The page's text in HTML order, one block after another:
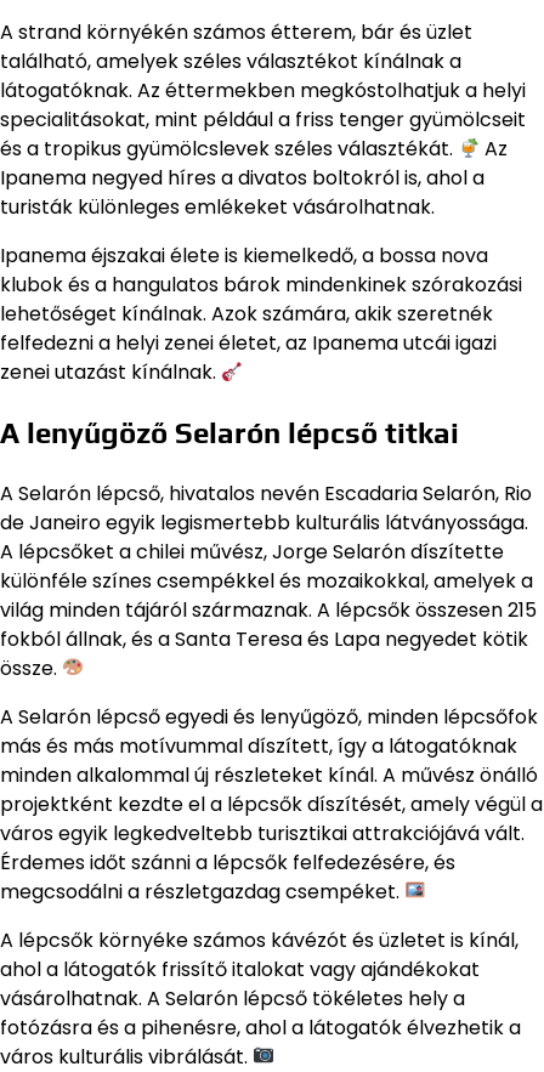
A strand környékén számos étterem, bár és üzlet
található, amelyek széles választékot kínálnak a
látogatóknak. Az éttermekben megkóstolhatjuk a helyi
specialitásokat, mint például a friss tenger gyümölcseit
és a tropikus gyümölcslevek széles választékát.
Az
Ipanema negyed híres a divatos boltokról is, ahol a
turisták különleges emlékeket vásárolhatnak.
Ipanema éjszakai élete is kiemelkedő, a bossa nova
klubok és a hangulatos bárok mindenkinek szórakozási
lehetőséget kínálnak. Azok számára, akik szeretnék
felfedezni a helyi zenei életet, az Ipanema utcái igazi
zenei utazást kínálnak.
A lenyűgöző Selarón lépcső titkai
A Selarón lépcső, hivatalos nevén Escadaria Selarón, Rio
de Janeiro egyik legismertebb kulturális látványossága.
A lépcsőket a chilei művész, Jorge Selarón díszítette
különféle színes csempékkel és mozaikokkal, amelyek a
világ minden tájáról származnak. A lépcsők összesen 215
fokból állnak, és a Santa Teresa és Lapa negyedet kötik
össze.
A Selarón lépcső egyedi és lenyűgöző, minden lépcsőfok
más és más motívummal díszített, így a látogatóknak
minden alkalommal új részleteket kínál. A művész önálló
projektként kezdte el a lépcsők díszítését, amely végül a
város egyik legkedveltebb turisztikai attrakciójává vált.
Érdemes időt szánni a lépcsők felfedezésére, és
megcsodálni a részletgazdag csempéket.
A lépcsők környéke számos kávézót és üzletet is kínál,
ahol a látogatók frissítő italokat vagy ajándékokat
vásárolhatnak. A Selarón lépcső tökéletes hely a
fotózásra és a pihenésre, ahol a látogatók élvezhetik a
város kulturális vibrálását.